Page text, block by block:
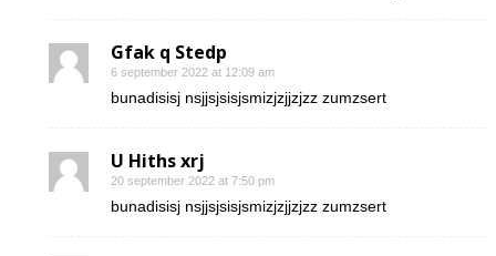
Gfak q Stedp
6 september 2022 at 12:09 am
bunadisisj nsjjsjsisjsmizjzjjzjzz zumzsert
U Hiths xrj
20 september 2022 at 7:50 pm
bunadisisj nsjjsjsisjsmizjzjjzjzz zumzsert